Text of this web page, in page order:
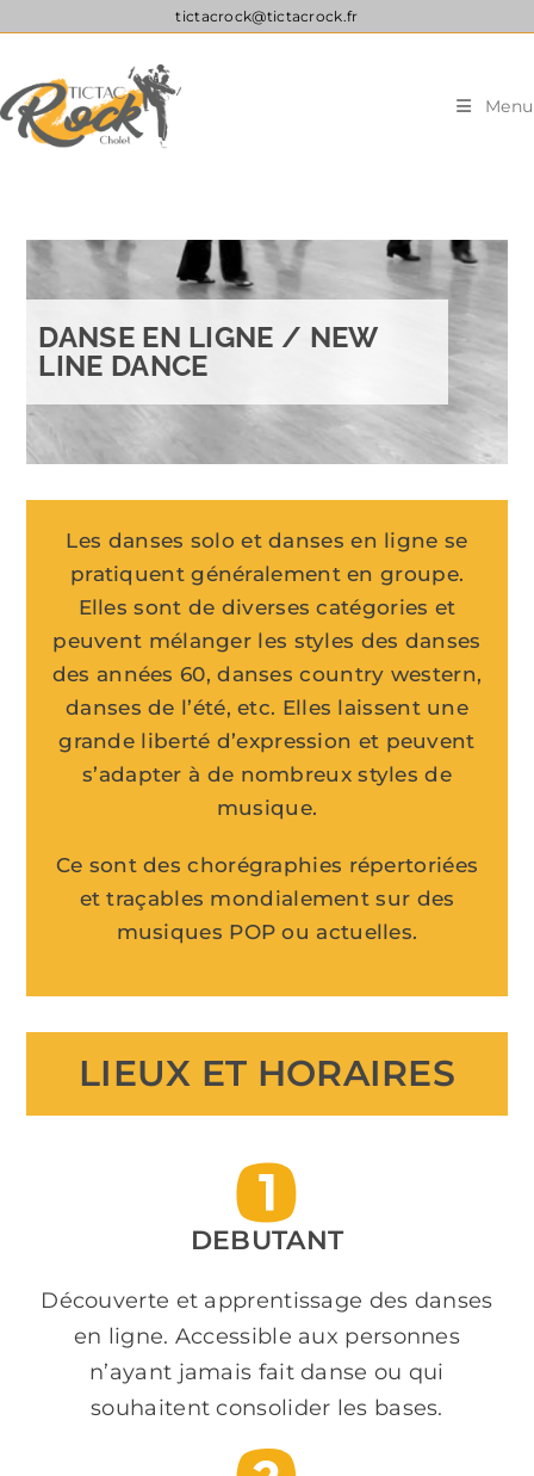
tictacrock@tictacrock.fr
Menu
DANSE EN LIGNE / NEW
LINE DANCE
Les danses solo et danses en ligne se
pratiquent généralement en groupe.
Elles sont de diverses catégories et
peuvent mélanger les styles des danses
des années 60, danses country western,
danses de l’été, etc. Elles laissent une
grande liberté d’expression et peuvent
s’adapter à de nombreux styles de
musique.
Ce sont des chorégraphies répertoriées
et traçables mondialement sur des
musiques POP ou actuelles.
LIEUX ET HORAIRES
DEBUTANT
Découverte et apprentissage des danses
en ligne. Accessible aux personnes
n’ayant jamais fait danse ou qui
souhaitent consolider les bases.